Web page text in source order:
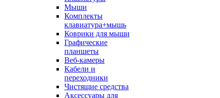
Мыши
Комплекты
клавиатура+мышь
Коврики для мыши
Графические
планшеты
Веб-камеры
Кабели и
переходники
Чистящие средства
Аксессуары для